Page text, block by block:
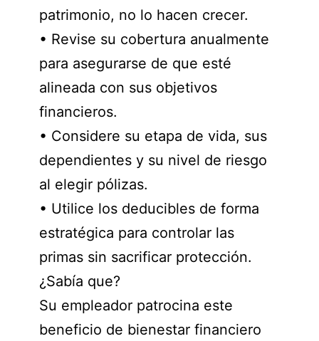
patrimonio, no lo hacen crecer.
• Revise su cobertura anualmente
para asegurarse de que esté
alineada con sus objetivos
financieros.
• Considere su etapa de vida, sus
dependientes y su nivel de riesgo
al elegir pólizas.
• Utilice los deducibles de forma
estratégica para controlar las
primas sin sacrificar protección.
¿Sabía que?
Su empleador patrocina este
beneficio de bienestar financiero